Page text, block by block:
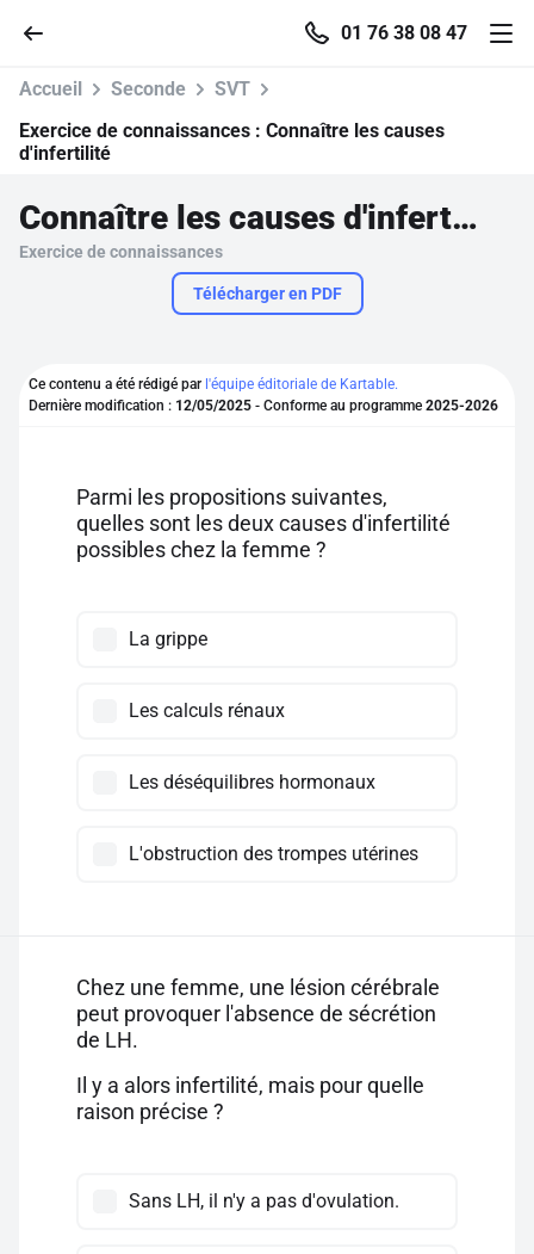
01 76 38 08 47
Parcourir
Se connecter
Pour profiter de 10 contenus offerts.
Accueil Seconde
SVT
Exercice de connaissances : Connaître les causes
d'infertilité
Connaître les causes d'infertilité
Exercice de connaissances
Télécharger en PDF
Ce contenu a été rédigé par l'équipe éditoriale de Kartable.
Dernière modification : 12/05/2025 - Conforme au programme 2025-2026
Parmi les propositions suivantes,
quelles sont les deux causes d'infertilité
possibles chez la femme ?
La grippe
Les calculs rénaux
Les déséquilibres hormonaux
L'obstruction des trompes utérines
Chez une femme, une lésion cérébrale
peut provoquer l'absence de sécrétion
de LH.
Il y a alors infertilité, mais pour quelle
raison précise ?
Sans LH, il n'y a pas d'ovulation.